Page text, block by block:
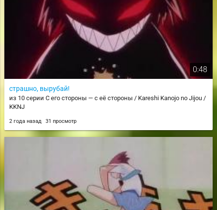
0:48
страшно, вырубай!
из 10 серии С его стороны — с её стороны / Kareshi Kanojo no Jijou /
KKNJ
2 года назад 31 просмотр